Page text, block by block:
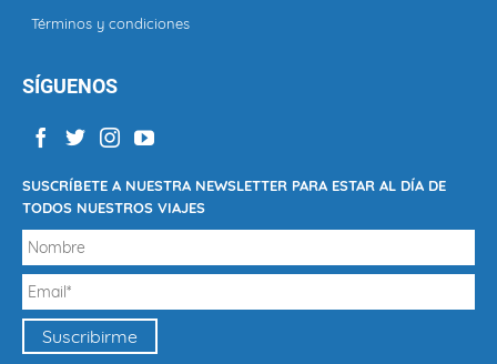
Términos y condiciones
SÍGUENOS
SUSCRÍBETE A NUESTRA NEWSLETTER PARA ESTAR AL DÍA DE
TODOS NUESTROS VIAJES